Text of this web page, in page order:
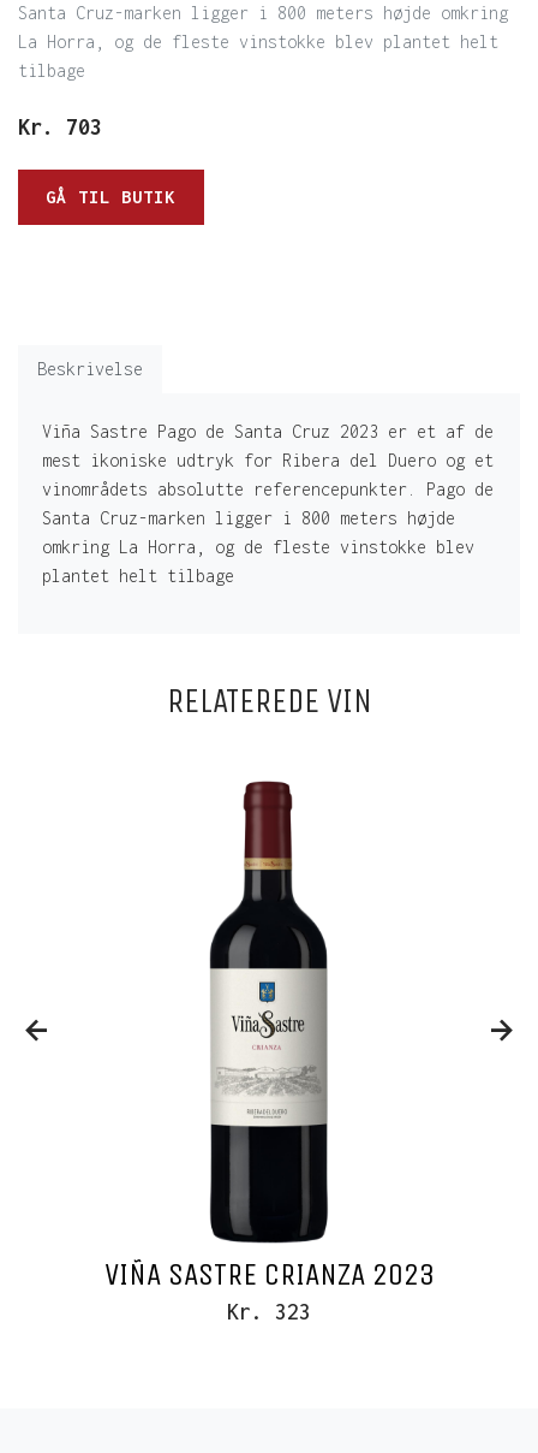
Santa Cruz-marken ligger i 800 meters højde omkring
La Horra, og de fleste vinstokke blev plantet helt
tilbage
Kr. 703
GÅ TIL BUTIK
Beskrivelse
Viña Sastre Pago de Santa Cruz 2023 er et af de
mest ikoniske udtryk for Ribera del Duero og et
vinområdets absolutte referencepunkter. Pago de
Santa Cruz-marken ligger i 800 meters højde
omkring La Horra, og de fleste vinstokke blev
plantet helt tilbage
RELATEREDE VIN
VIÑA SASTRE CRIANZA 2023
Kr. 323